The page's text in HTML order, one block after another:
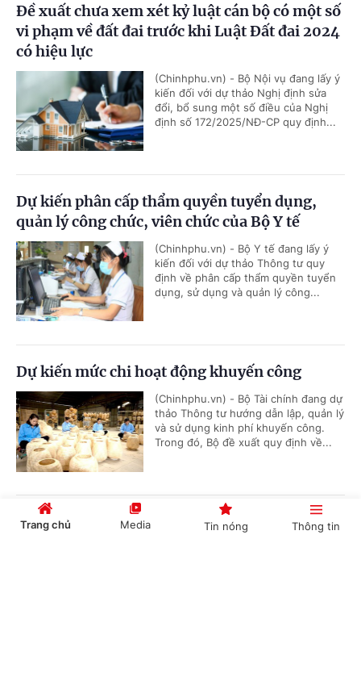
Đề xuất chưa xem xét kỷ luật cán bộ có một số
vi phạm về đất đai trước khi Luật Đất đai 2024
có hiệu lực
(Chinhphu.vn) - Bộ Nội vụ đang lấy ý
kiến đối với dự thảo Nghị định sửa
đổi, bổ sung một số điều của Nghị
định số 172/2025/NĐ-CP quy định...
Dự kiến phân cấp thẩm quyền tuyển dụng,
quản lý công chức, viên chức của Bộ Y tế
(Chinhphu.vn) - Bộ Y tế đang lấy ý
kiến đối với dự thảo Thông tư quy
định về phân cấp thẩm quyền tuyển
dụng, sử dụng và quản lý công...
Dự kiến mức chi hoạt động khuyến công
(Chinhphu.vn) - Bộ Tài chính đang dự
thảo Thông tư hướng dẫn lập, quản lý
và sử dụng kinh phí khuyến công.
Trong đó, Bộ đề xuất quy định về...
Đơn giản hóa thủ tục hành chính về mã số
Trang chủ Media Tin nóng Thông tin